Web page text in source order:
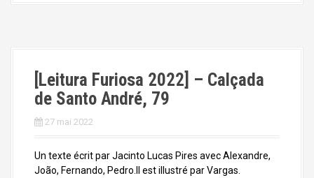
[Leitura Furiosa 2022] – Calçada
de Santo André, 79
27 mai 2022
Un texte écrit par Jacinto Lucas Pires avec Alexandre,
João, Fernando, Pedro.Il est illustré par Vargas.